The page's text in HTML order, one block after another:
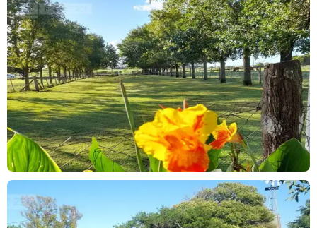
para cultivo y sin antecedentes de inundación, y 4,5 hectáreas
correspondientes al casco del establecimiento.
El casco cuenta con casa principal, casa para casero, galpones,
molino, tanque australiano, bomba sumergible, sistema de riego
por aspersión y alambrados perimetrales, además de una
importante arboleda consolidada.
La propiedad combina tierra productiva con un sector residencial
desarrollado, lo que permite distintos usos.
Usos posibles:
chacra de fin de semana o residencia rural
explotación agrícola de escala familiar
emprendimiento rural o turístico
desarrollo de urbanización privada de baja densidad o pequeño